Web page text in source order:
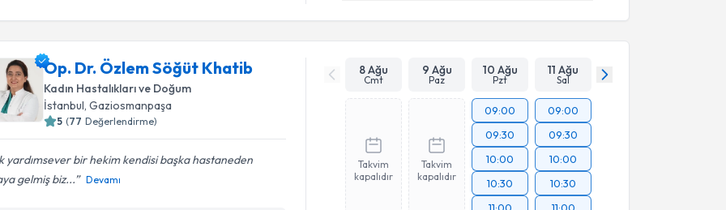
Op. Dr. Özlem Söğüt Khatib
Kadın Hastalıkları ve Doğum
İstanbul , Gaziosmanpaşa
5 (77 Değerlendirme)
yardımsever bir hekim kendisi başka hastaneden
gelmiş biz...
Devamı
8 Ağu
Cmt
9 Ağu
Paz
10 Ağu
Pzt
11 Ağu
Sal
Takvim
kapalıdır
Takvim
kapalıdır
09:00
09:30
10:00
10:30
11:00
09:00
09:30
10:00
10:30
11:00